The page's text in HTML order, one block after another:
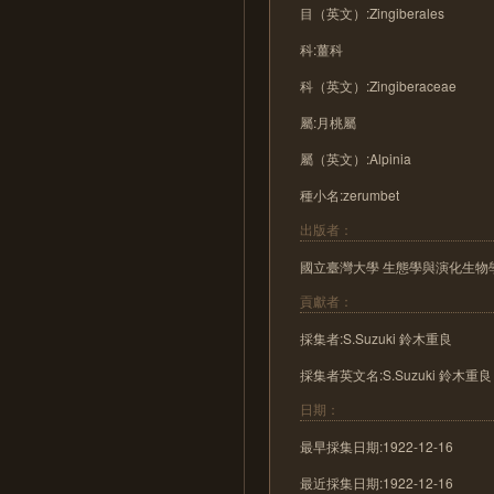
目（英文）:Zingiberales
科:薑科
科（英文）:Zingiberaceae
屬:月桃屬
屬（英文）:Alpinia
種小名:zerumbet
出版者：
國立臺灣大學 生態學與演化生物
貢獻者：
採集者:S.Suzuki 鈴木重良
採集者英文名:S.Suzuki 鈴木重良
日期：
最早採集日期:1922-12-16
最近採集日期:1922-12-16